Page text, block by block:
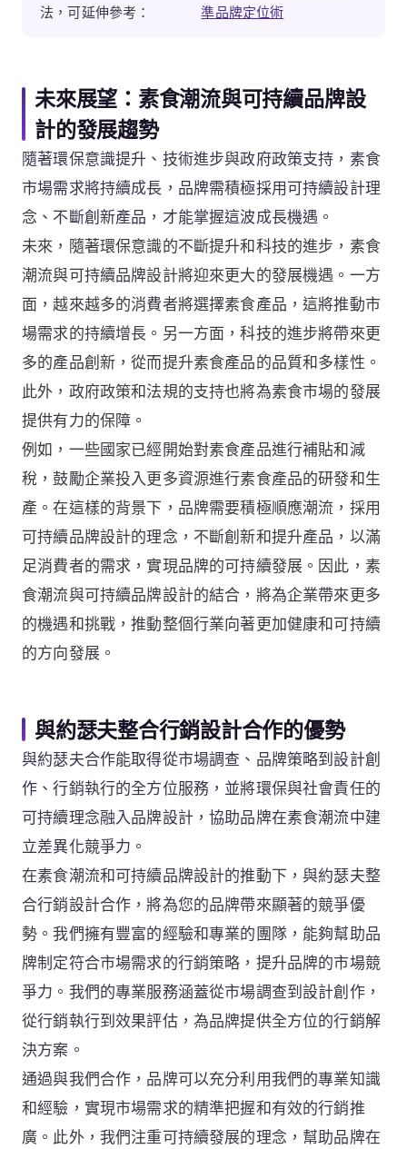
法，可延伸參考：
準品牌定位術
未來展望：素食潮流與可持續品牌設
計的發展趨勢
隨著環保意識提升、技術進步與政府政策支持，素食
市場需求將持續成長，品牌需積極採用可持續設計理
念、不斷創新產品，才能掌握這波成長機遇。
未來，隨著環保意識的不斷提升和科技的進步，素食
潮流與可持續品牌設計將迎來更大的發展機遇。一方
面，越來越多的消費者將選擇素食產品，這將推動市
場需求的持續增長。另一方面，科技的進步將帶來更
多的產品創新，從而提升素食產品的品質和多樣性。
此外，政府政策和法規的支持也將為素食市場的發展
提供有力的保障。
例如，一些國家已經開始對素食產品進行補貼和減
稅，鼓勵企業投入更多資源進行素食產品的研發和生
產。在這樣的背景下，品牌需要積極順應潮流，採用
可持續品牌設計的理念，不斷創新和提升產品，以滿
足消費者的需求，實現品牌的可持續發展。因此，素
食潮流與可持續品牌設計的結合，將為企業帶來更多
的機遇和挑戰，推動整個行業向著更加健康和可持續
的方向發展。
與約瑟夫整合行銷設計合作的優勢
與約瑟夫合作能取得從市場調查、品牌策略到設計創
作、行銷執行的全方位服務，並將環保與社會責任的
可持續理念融入品牌設計，協助品牌在素食潮流中建
立差異化競爭力。
在素食潮流和可持續品牌設計的推動下，與約瑟夫整
合行銷設計合作，將為您的品牌帶來顯著的競爭優
勢。我們擁有豐富的經驗和專業的團隊，能夠幫助品
牌制定符合市場需求的行銷策略，提升品牌的市場競
爭力。我們的專業服務涵蓋從市場調查到設計創作，
從行銷執行到效果評估，為品牌提供全方位的行銷解
決方案。
通過與我們合作，品牌可以充分利用我們的專業知識
和經驗，實現市場需求的精準把握和有效的行銷推
廣。此外，我們注重可持續發展的理念，幫助品牌在